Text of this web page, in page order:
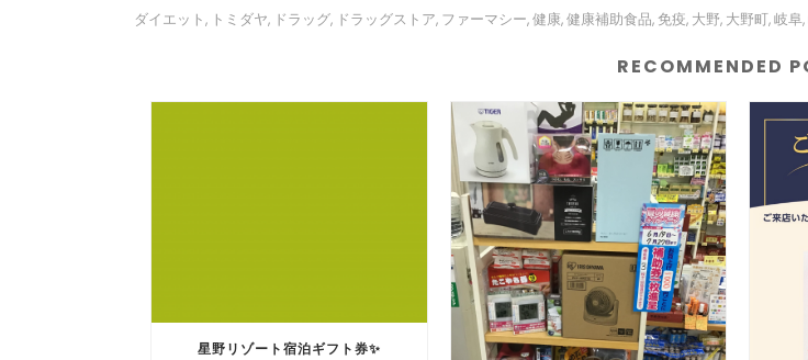
ダイエット, トミダヤ, ドラッグ, ドラッグストア, ファーマシー,健康,健康補助食品,免疫, 大野, 大野町,岐阜,
RECOMMENDED
星野リゾート宿泊ギフト券✨